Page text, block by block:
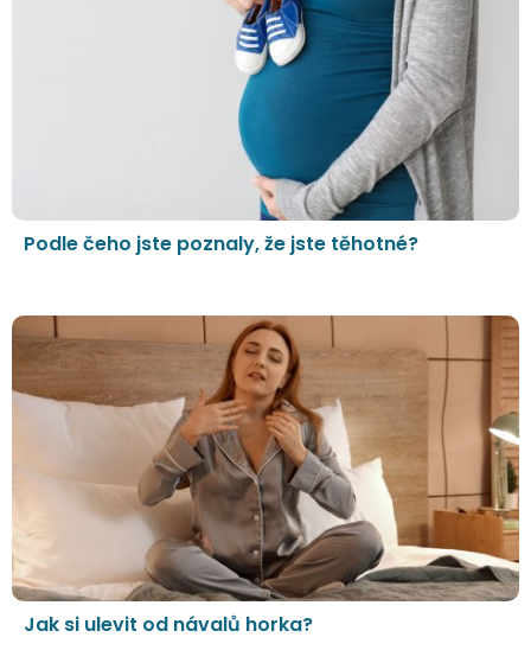
Podle čeho jste poznaly, že jste těhotné?
Jak si ulevit od návalů horka?